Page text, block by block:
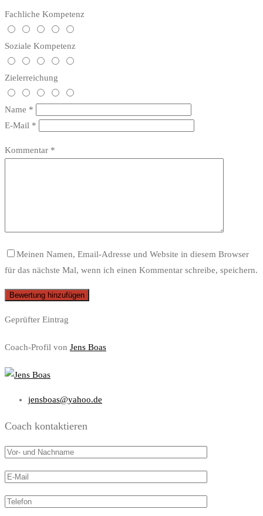
Fachliche Kompetenz
Soziale Kompetenz
Zielerreichung
Name *
E-Mail *
Kommentar *
Meinen Namen, Email-Adresse und Website in diesem Browser
für das nächste Mal, wenn ich einen Kommentar schreibe, speichern.
Geprüfter Eintrag
Coach-Profil von Jens Boas
jensboas@yahoo.de
Coach kontaktieren